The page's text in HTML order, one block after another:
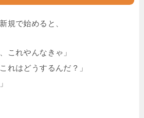
規で始めると、
これやんなきゃ」
れはどうするんだ？」